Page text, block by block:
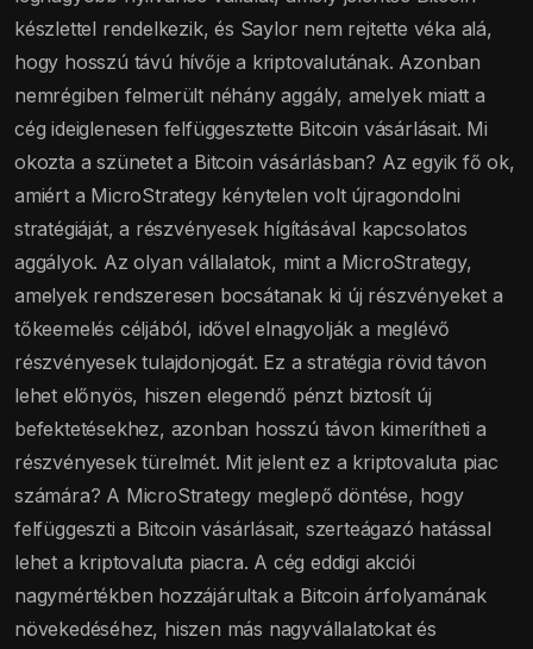
készlettel rendelkezik, és Saylor nem rejtette véka alá,
hogy hosszú távú hívője a kriptovalutának. Azonban
nemrégiben felmerült néhány aggály, amelyek miatt a
cég ideiglenesen felfüggesztette Bitcoin vásárlásait. Mi
okozta a szünetet a Bitcoin vásárlásban? Az egyik fő ok,
amiért a MicroStrategy kénytelen volt újragondolni
stratégiáját, a részvényesek hígításával kapcsolatos
aggályok. Az olyan vállalatok, mint a MicroStrategy,
amelyek rendszeresen bocsátanak ki új részvényeket a
tőkeemelés céljából, idővel elnagyolják a meglévő
részvényesek tulajdonjogát. Ez a stratégia rövid távon
lehet előnyös, hiszen elegendő pénzt biztosít új
befektetésekhez, azonban hosszú távon kimerítheti a
részvényesek türelmét. Mit jelent ez a kriptovaluta piac
számára? A MicroStrategy meglepő döntése, hogy
felfüggeszti a Bitcoin vásárlásait, szerteágazó hatással
lehet a kriptovaluta piacra. A cég eddigi akciói
nagymértékben hozzájárultak a Bitcoin árfolyamának
növekedéséhez, hiszen más nagyvállalatokat és